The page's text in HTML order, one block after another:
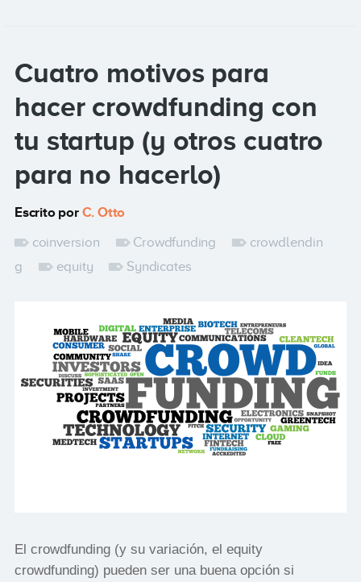
Cuatro motivos para
hacer crowdfunding con
tu startup (y otros cuatro
para no hacerlo)
Escrito por C. Otto
coinversion
Crowdfunding
crowdlendin
g
equity Syndicates
El crowdfunding (y su variación, el equity
crowdfunding) pueden ser una buena opción si